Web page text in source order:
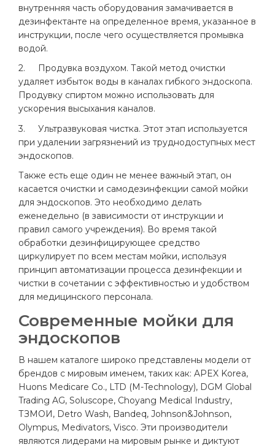
внутренняя часть оборудования замачивается в
дезинфектанте на определенное время, указанное в
инструкции, после чего осуществляется промывка
водой.
2.
Продувка воздухом. Такой метод очистки
удаляет избыток воды в каналах гибкого эндоскопа.
Продувку спиртом можно использовать для
ускорения высыхания каналов.
3.
Ультразвуковая чистка. Этот этап используется
при удалении загрязнений из труднодоступных мест
эндоскопов.
Также есть еще один не менее важный этап, он
касается очистки и самодезинфекции самой мойки
для эндоскопов. Это необходимо делать
еженедельно (в зависимости от инструкции и
правил самого учреждения). Во время такой
обработки дезинфицирующее средство
циркулирует по всем местам мойки, используя
принцип автоматизации процесса дезинфекции и
чистки в сочетании с эффективностью и удобством
для медицинского персонала.
Современные мойки для
эндоскопов
В нашем каталоге широко представлены модели от
брендов с мировым именем, таких как: APEX Korea,
Huons Medicare Co., LTD (M-Technology), DGM Global
Trading AG, Soluscope, Choyang Medical Industry,
ТЗМОИ, Detro Wash, Bandeq, Johnson&Johnson,
Olympus, Medivators, Visco. Эти производители
являются лидерами на мировым рынке и диктуют